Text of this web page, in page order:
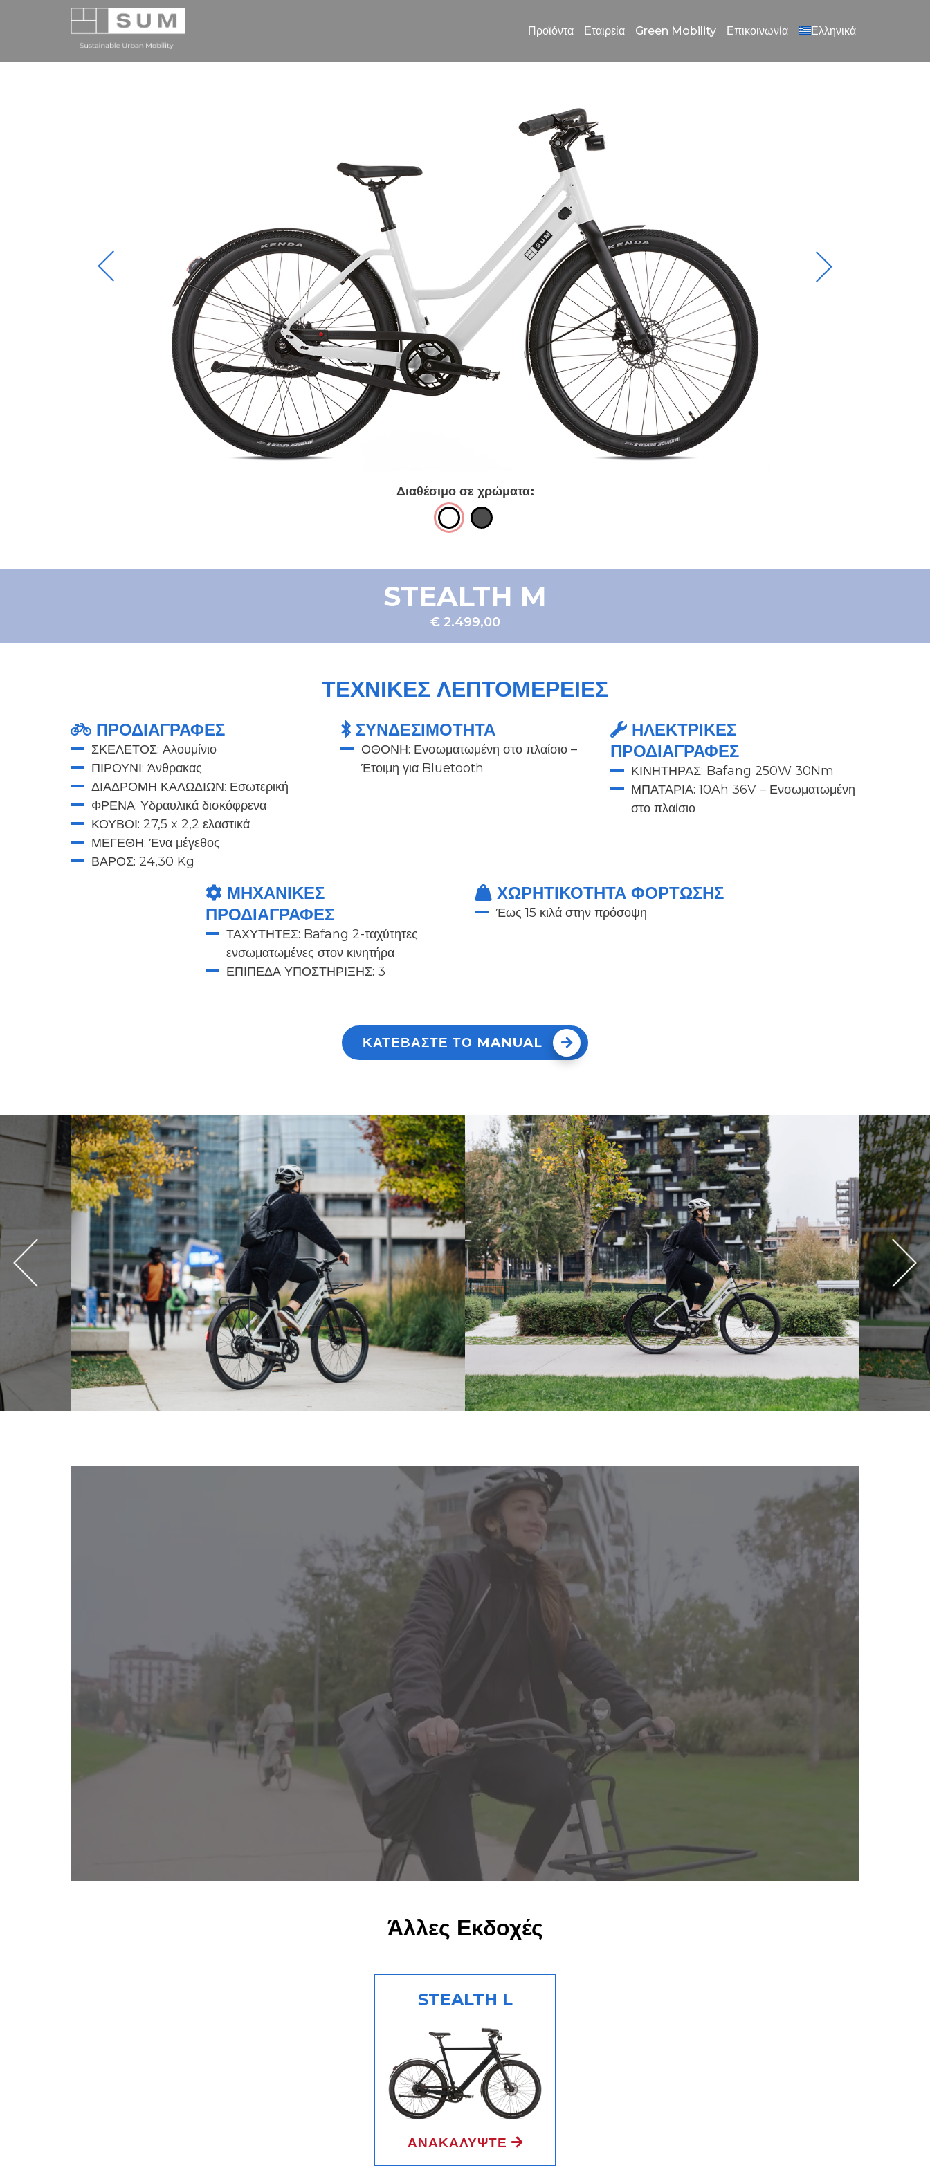
Προϊόντα Εταιρεία Green Mobility Επικοινωνία Ελληνικά
Διαθέσιμο σε χρώματα:
STEALTH M
€ 2.499,00
ΤΕΧΝΙΚΈΣ ΛΕΠΤΟΜΈΡΕΙΕΣ
ΠΡΟΔΙΑΓΡΑΦΕΣ
ΣΚΕΛΕΤΟΣ: Αλουμίνιο
ΠΙΡΟΥΝΙ: Άνθρακας
ΔΙΑΔΡΟΜΗ ΚΑΛΩΔΙΩΝ: Εσωτερική
ΦΡΕΝΑ: Υδραυλικά δισκόφρενα
ΚΟΥΒΟΙ: 27,5 x 2,2 ελαστικά
ΜΕΓΕΘΗ: Ένα μέγεθος
ΒΑΡΟΣ: 24,30 Kg
ΣΥΝΔΕΣΙΜΟΤΗΤΑ
ΟΘΟΝΗ: Ενσωματωμένη στο πλαίσιο –
Έτοιμη για Bluetooth
ΗΛΕΚΤΡΙΚΈΣ
ΠΡΟΔΙΑΓΡΑΦΈΣ
ΚΙΝΗΤΗΡΑΣ: Bafang 250W 30Nm
ΜΠΑΤΑΡΙΑ: 10Ah 36V – Ενσωματωμένη
στο πλαίσιο
ΜΗΧΑΝΙΚΈΣ
ΠΡΟΔΙΑΓΡΑΦΈΣ
ΤΑΧΥΤΗΤΕΣ: Bafang 2-ταχύτητες
ενσωματωμένες στον κινητήρα
ΕΠΙΠΕΔΑ ΥΠΟΣΤΗΡΙΞΗΣ: 3
ΧΩΡΗΤΙΚΌΤΗΤΑ ΦΌΡΤΩΣΗΣ
Έως 15 κιλά στην πρόσοψη
ΚΑΤΕΒΑΣΤΕ ΤΟ MANUAL
Άλλες Εκδοχές
STEALTH L
ΑΝΑΚΑΛΥΨΤΕ